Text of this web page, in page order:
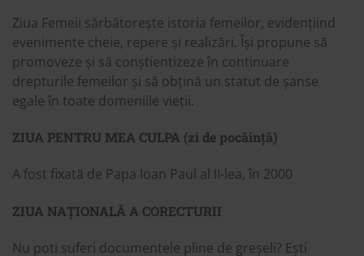
Ziua Femeii sărbătorește istoria femeilor, evidențiind
evenimente cheie, repere și realizări. Își propune să
promoveze și să conștientizeze în continuare
drepturile femeilor și să obțină un statut de șanse
egale în toate domeniile vieții.
ZIUA PENTRU MEA CULPA (zi de pocăință)
A fost fixată de Papa Ioan Paul al II-lea, în 2000
ZIUA NAȚIONALĂ A CORECTURII
Nu poti suferi documentele pline de greșeli? Ești